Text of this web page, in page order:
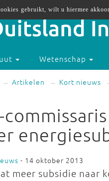
Wetenschap
Artikelen Kort nieuws
- 14 oktober 2013
meer subsidie naar
gebruikt, wilt u hiermee